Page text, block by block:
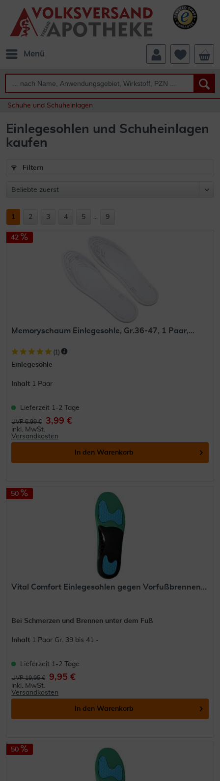
Menü
Schuhe und Schuheinlagen
Einlegesohlen und Schuheinlagen
kaufen
Filtern
1 2 3 4 5 ... 9
42
Memoryschaum Einlegesohle, Gr.36-47, 1 Paar,...
(1)
Einlegesohle
Inhalt 1 Paar
Lieferzeit 1-2 Tage
UVP 6,99 € 3,99 €
inkl. MwSt.
Versandkosten
In den Warenkorb
50
Vital Comfort Einlegesohlen gegen Vorfußbrennen...
Bei Schmerzen und Brennen unter dem Fuß
Inhalt 1 Paar Gr. 39 bis 41 -
Lieferzeit 1-2 Tage
UVP 19,95 € 9,95 €
inkl. MwSt.
Versandkosten
In den Warenkorb
50